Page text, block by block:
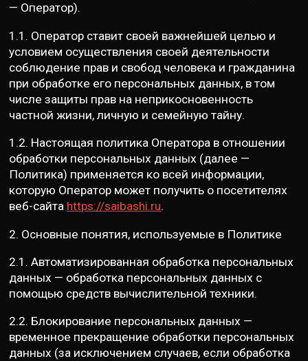
— Оператор).
1.1. Оператор ставит своей важнейшей целью и
условием осуществления своей деятельности
соблюдение прав и свобод человека и гражданина
при обработке его персональных данных, в том
числе защиты прав на неприкосновенность
частной жизни, личную и семейную тайну.
1.2. Настоящая политика Оператора в отношении
обработки персональных данных (далее —
Политика) применяется ко всей информации,
которую Оператор может получить о посетителях
веб-сайта https://saibashi.ru.
2. Основные понятия, используемые в Политике
2.1. Автоматизированная обработка персональных
данных — обработка персональных данных с
помощью средств вычислительной техники.
2.2. Блокирование персональных данных —
временное прекращение обработки персональных
данных (за исключением случаев, если обработка